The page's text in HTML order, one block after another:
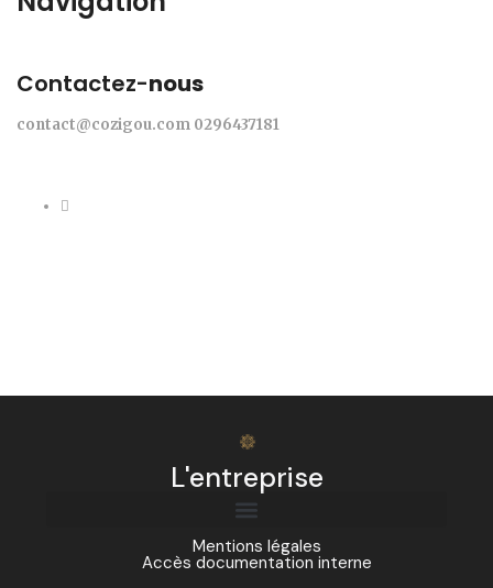
Contactez-nous
contact@cozigou.com 0296437181
L'entreprise
Mentions légales
Accès documentation interne